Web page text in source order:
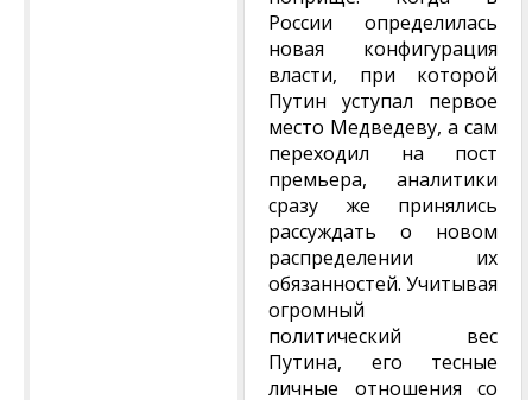
России определилась
новая конфигурация
власти, при которой
Путин уступал первое
место Медведеву, а сам
переходил на пост
премьера, аналитики
сразу же принялись
рассуждать о новом
распределении их
обязанностей. Учитывая
огромный
политический вес
Путина, его тесные
личные отношения со